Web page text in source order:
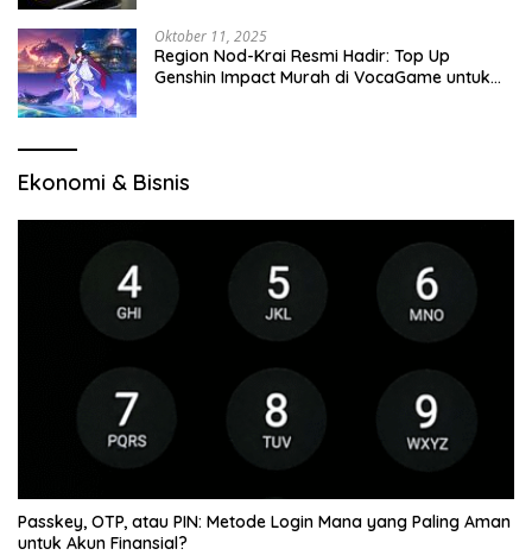
Oktober 11, 2025
Region Nod-Krai Resmi Hadir: Top Up
Genshin Impact Murah di VocaGame untuk
Ekonomi & Bisnis
Passkey, OTP, atau PIN: Metode Login Mana yang Paling Aman
untuk Akun Finansial?